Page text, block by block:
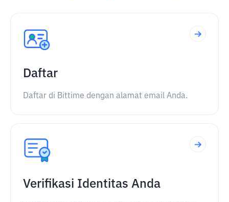
Daftar
Daftar di Bittime dengan alamat email Anda.
Verifikasi Identitas Anda